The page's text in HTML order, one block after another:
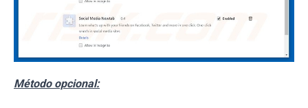
Método opcional: